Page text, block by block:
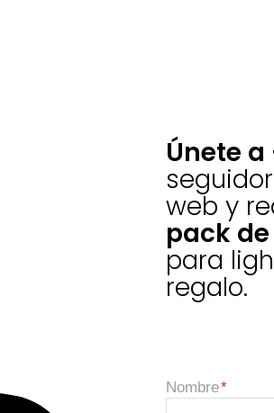
Únete a
web y
pack
para
regalo.
Nombre